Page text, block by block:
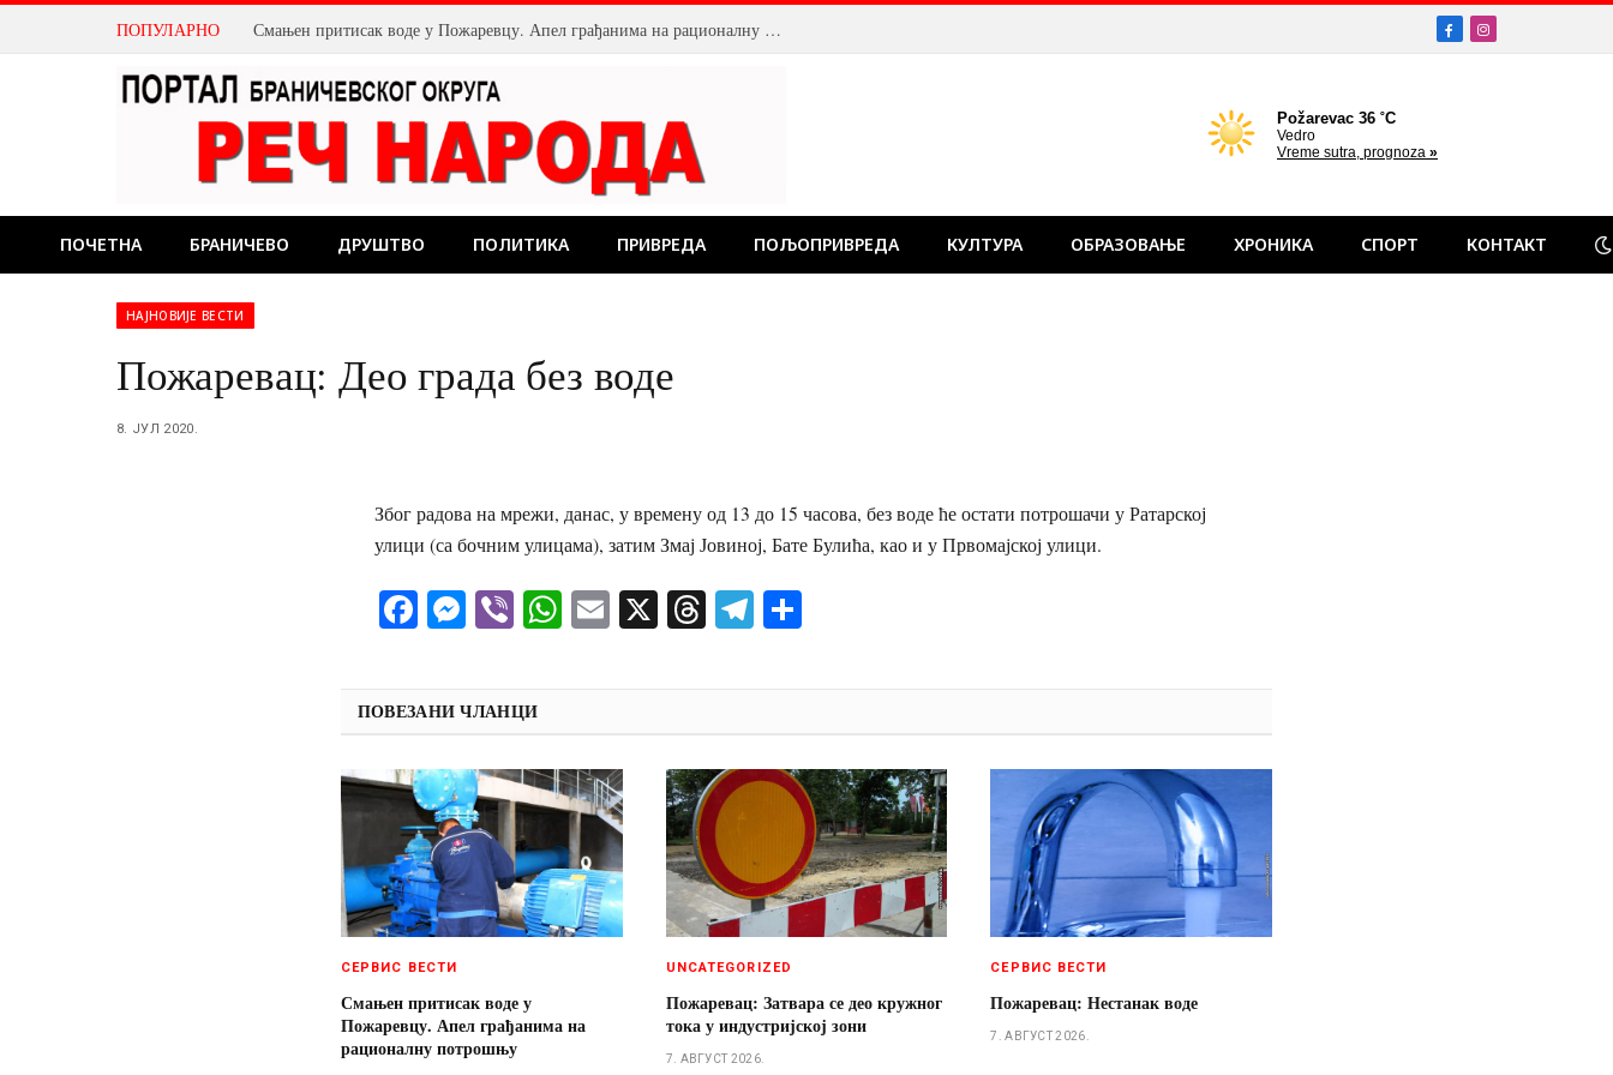
ПОПУЛАРНО Смањен притисак воде у Пожаревцу. Апел грађанима на рационалну потрошњу FacebookInstagram
ПОЧЕТНА БРАНИЧЕВО ДРУШТВО ПОЛИТИКА ПРИВРЕДА ПОЉОПРИВРЕДА КУЛТУРА ОБРАЗОВАЊЕ ХРОНИКА СПОРТ КОНТАКТ
НАЈНОВИЈЕ ВЕСТИ
Пожаревац: Део града без воде
8. ЈУЛ 2020.
Због радова на мрежи, данас, у времену од 13 до 15 часова, без воде ће остати потрошачи у Ратарској
улици (са бочним улицама), затим Змај Јовиној, Бате Булића, као и у Првомајској улици.
Facebook
Messenger
ViberWhatsApp
Email
X ThreadsTelegram
ПОВЕЗАНИ ЧЛАНЦИ
СЕРВИС ВЕСТИ
Смањен притисак воде у
Пожаревцу. Апел грађанима на
рационалну потрошњу
UNCATEGORIZED
Пожаревац: Затвара се део кружног
тока у индустријској зони
7. АВГУСТ 2026.
СЕРВИС ВЕСТИ
Пожаревац: Нестанак воде
7. АВГУСТ 2026.